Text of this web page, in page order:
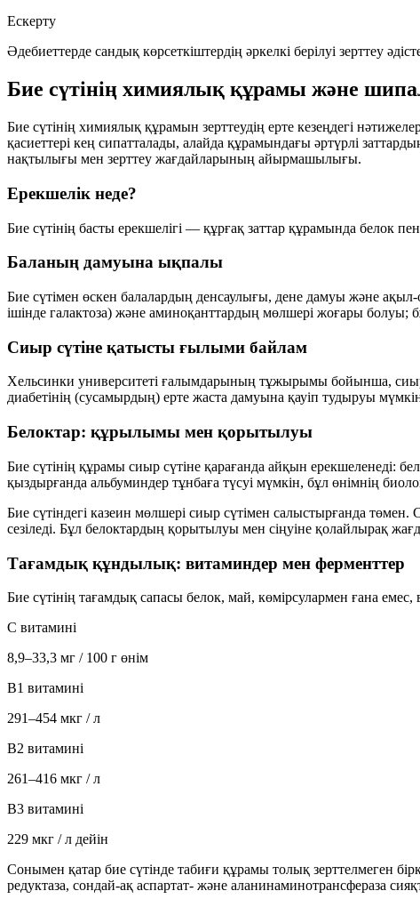
Ескерту
Әдебиеттерде сандық көрсеткіштердің әркелкі берілуі зерттеу
Бие сүтінің химиялық құрамы және
Бие сүтінің химиялық құрамын зерттеудің ерте кезеңдегі
қасиеттері кең сипатталады, алайда құрамындағы әртүрлі
нақтылығы мен зерттеу жағдайларының айырмашылығы.
Ерекшелік неде?
Бие сүтінің басты ерекшелігі — құрғақ заттар құрамында белок
Баланың дамуына ықпалы
Бие сүтімен өскен балалардың денсаулығы, дене дамуы және
ішінде галактоза) және аминоқанттардың мөлшері жоғары болуы;
Сиыр сүтіне қатысты ғылыми байлам
Хельсинки университеті ғалымдарының тұжырымы бойынша, сиыр
диабетінің (сусамырдың) ерте жаста дамуына қауіп тудыруы
Белоктар: құрылымы мен қорытылуы
Бие сүтінің құрамы сиыр сүтіне қарағанда айқын ерекшеленеді:
қыздырғанда альбуминдер тұнбаға түсуі мүмкін, бұл өнімнің
Бие сүтіндегі казеин мөлшері сиыр сүтімен салыстырғанда төмен.
сезіледі. Бұл белоктардың қорытылуы мен сіңуіне қолайлырақ
Тағамдық құндылық: витаминдер мен ферменттер
Бие сүтінің тағамдық сапасы белок, май, көмірсулармен ғана
С витамині
8,9–33,3 мг / 100 г өнім
B1 витамині
291–454 мкг / л
B2 витамині
261–416 мкг / л
B3 витамині
229 мкг / л дейін
Сонымен қатар бие сүтінде табиғи құрамы толық зерттелмеген
редуктаза, сондай-ақ аспартат- және аланинаминотрансфераза